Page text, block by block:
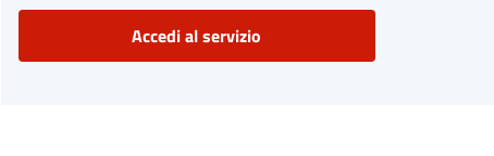
Accedi al servizio